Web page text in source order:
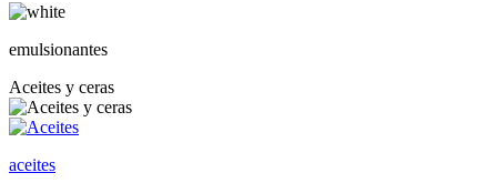
emulsionantes
Aceites y ceras
aceites